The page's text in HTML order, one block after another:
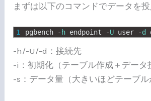
まずは以下のコマンドでデータを投
1 pgbench - h endpoint -U user -d
-h/-U/-d：接続先
-i：初期化（テーブル作成＋データ
-s：データ量（大きいほどテーブル